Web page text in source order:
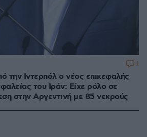
την Ιντερπόλ ο νέος επικεφαλής
του Ιράν: Είχε ρόλο σε
στην Αργεντινή με 85 νεκρούς
1